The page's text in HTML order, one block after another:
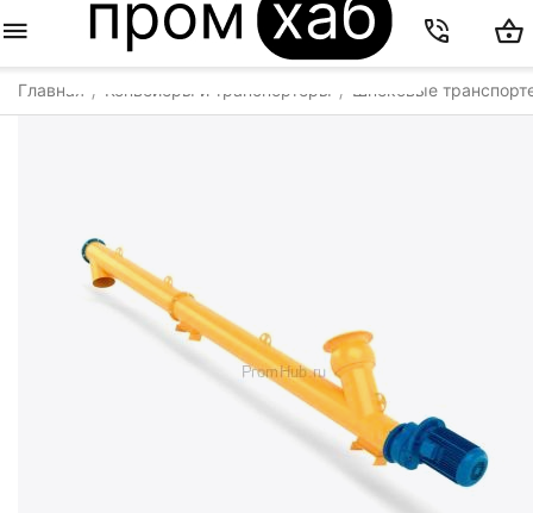
Главная / Конвейеры и транспортеры / Шнековые